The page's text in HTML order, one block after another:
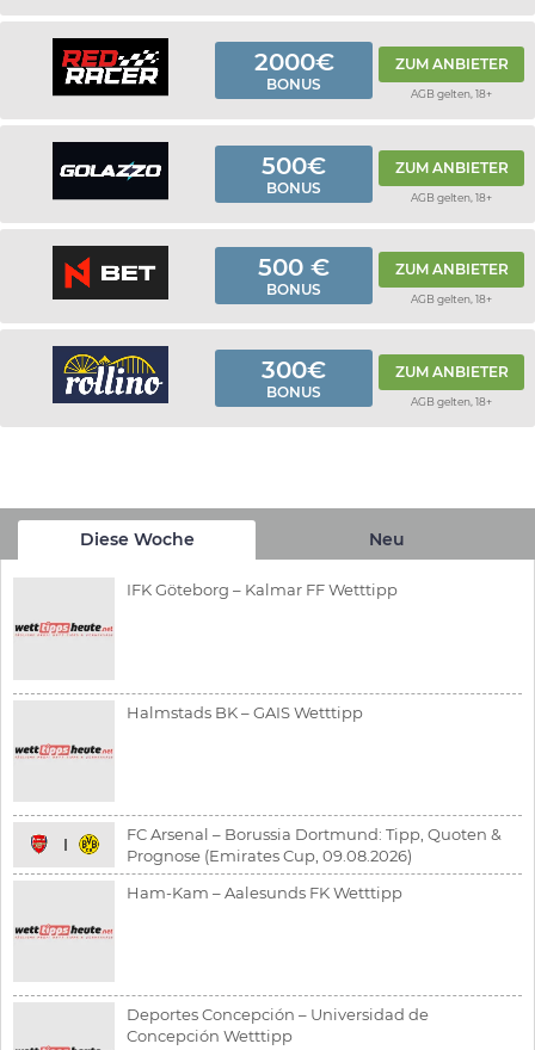
2000€
BONUS
ZUM ANBIETER
AGB gelten, 18+
500€
BONUS
ZUM ANBIETER
AGB gelten, 18+
500 €
BONUS
ZUM ANBIETER
AGB gelten, 18+
300€
BONUS
ZUM ANBIETER
AGB gelten, 18+
Diese Woche Neu
IFK Göteborg – Kalmar FF Wetttipp
Halmstads BK – GAIS Wetttipp
FC Arsenal – Borussia Dortmund: Tipp, Quoten &
Prognose (Emirates Cup, 09.08.2026)
Ham-Kam – Aalesunds FK Wetttipp
Deportes Concepción – Universidad de
Concepción Wetttipp